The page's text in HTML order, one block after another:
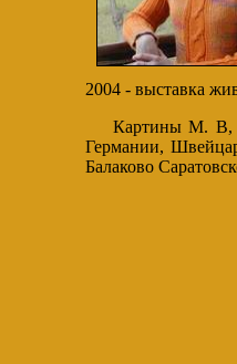
2004 - выставка
Картины М. В,
Германии,
Балаково